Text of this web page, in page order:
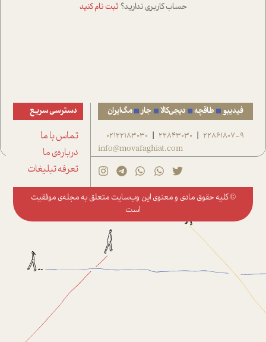
حساب کاربری ندارید؟ ثبت نام کنید
فیدیبو طاقچه دیجی‌کالا جار مگ‌ایران
22861807-9
|
22843030
|
02122183030
info@movafaghiat.com
دسترسی سریع
تماس با ما
درباره‌ی ما
تعرفه تبلیغات
© کلیه حقوق مادی و معنوی این وب‌سایت متعلق به مجله‌ی موفقیت
است